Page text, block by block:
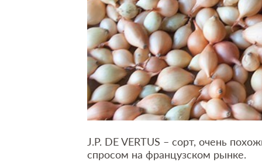
J.P. DE VERTUS – сорт, очень
спросом на французском рынке.